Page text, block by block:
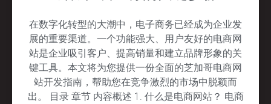
在数字化转型的大潮中，电子商务已经成为企业发
展的重要渠道。一个功能强大、用户友好的电商网
站是企业吸引客户、提高销量和建立品牌形象的关
键工具。本文将为您提供一份全面的芝加哥电商网
站开发指南，帮助您在竞争激烈的市场中脱颖而
出。 目录 章节 内容概述 1. 什么是电商网站？ 电商